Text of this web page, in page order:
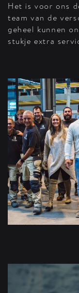
Het is voor ons
team van de
geheel kunnen
stukje extra